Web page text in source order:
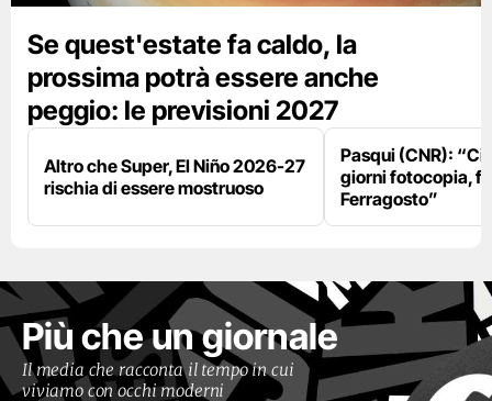
Se quest'estate fa caldo, la
prossima potrà essere anche
peggio: le previsioni 2027
Altro che Super, El Niño 2026-27
rischia di essere mostruoso
Pasqui (CNR):
giorni fotocopia,
Ferragosto”
Più che un giornale
Il media che racconta il tempo in cui
viviamo con occhi moderni